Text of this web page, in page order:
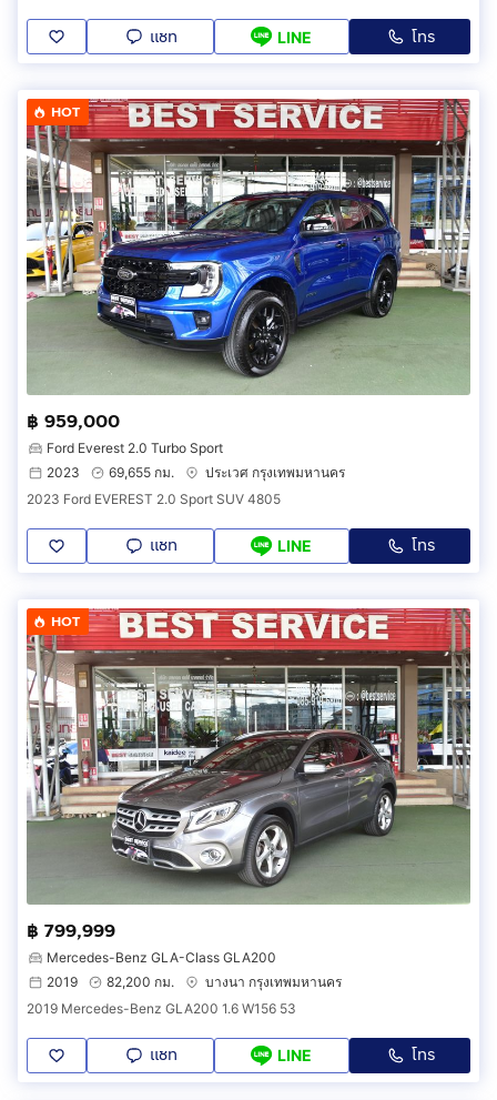
แชท LINE โทร
HOT
฿ 959,000
Ford Everest 2.0 Turbo Sport
2023
69,655 กม.
ประเวศ กรุงเทพมหานคร
2023 Ford EVEREST 2.0 Sport SUV 4805
แชท LINE โทร
HOT
฿ 799,999
Mercedes-Benz GLA-Class GLA200
2019
82,200 กม.
บางนา กรุงเทพมหานคร
2019 Mercedes-Benz GLA200 1.6 W156 53
แชท LINE โทร